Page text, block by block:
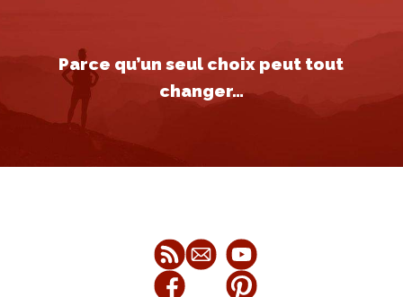
Parce qu’un seul choix peut tout
changer…